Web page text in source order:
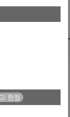
.
-고잔가
원
36개월